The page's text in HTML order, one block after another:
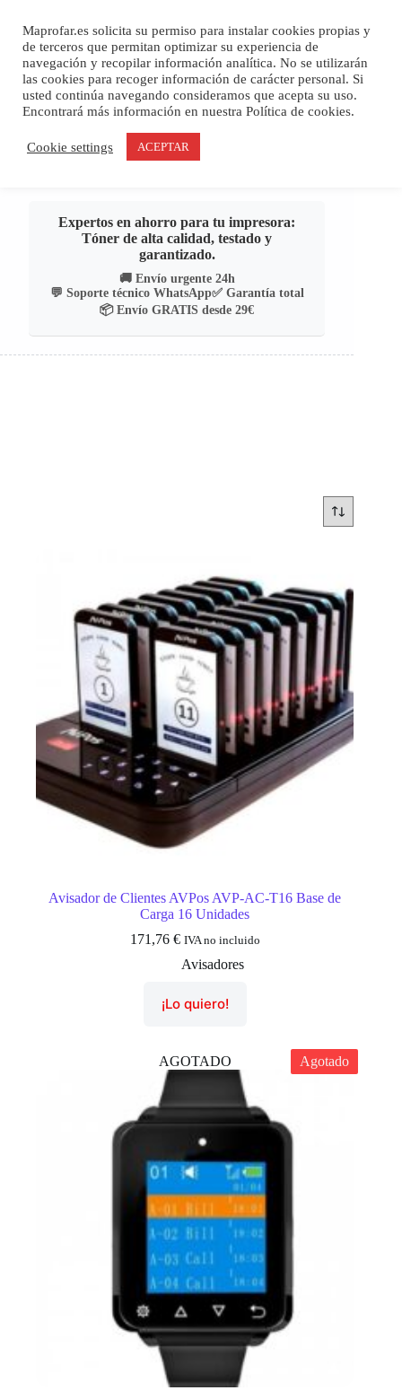
contenido
Expertos en ahorro para tu impresora:
Tóner de alta calidad, testado y
garantizado.
🚚 Envío urgente 24h
💬 Soporte técnico WhatsApp✅ Garantía total
📦 Envío GRATIS desde 29€
Avisador de Clientes AVPos AVP-AC-T16 Base de
Carga 16 Unidades
171,76 € IVA no incluido
Avisadores
¡Lo quiero!
AGOTADO Agotado
Maprofar.es solicita su permiso para instalar cookies propias y
de terceros que permitan optimizar su experiencia de
navegación y recopilar información analítica. No se utilizarán
las cookies para recoger información de carácter personal. Si
usted continúa navegando consideramos que acepta su uso.
Encontrará más información en nuestra Política de cookies.
Cookie settings ACEPTAR